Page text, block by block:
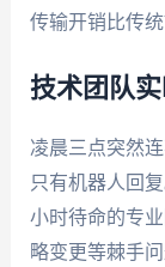
传输开销比传
技术团队
凌晨三点突然
只有机器人回
小时待命的专
略变更等棘手